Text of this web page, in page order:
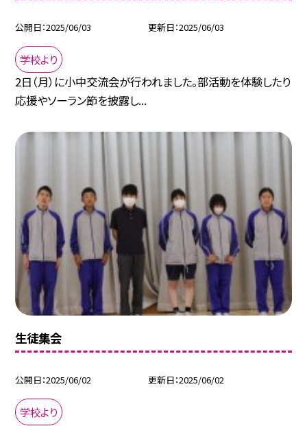
公開日 2025/06/03 更新日 2025/06/03
学校より
2日（月）に小中交流会が行われました。部活動を体験したり
応援やソーラン節を披露し...
生徒集会
公開日 2025/06/02 更新日 2025/06/02
学校より